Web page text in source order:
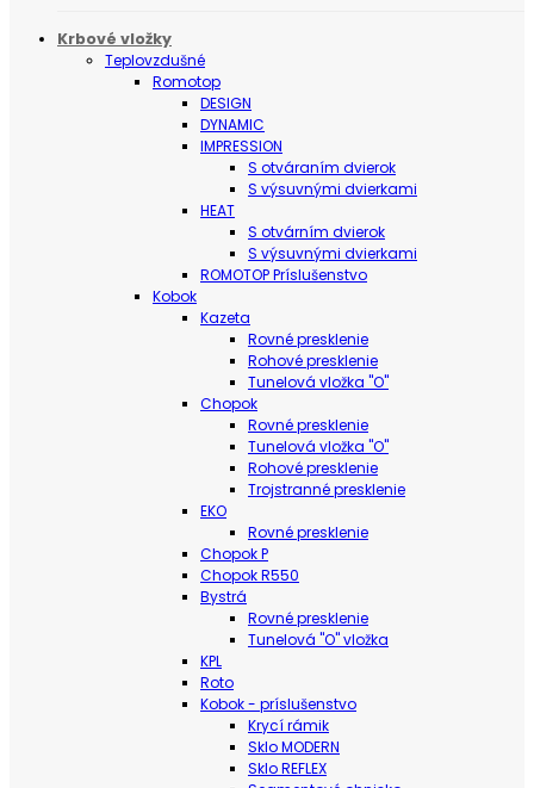
Krbové vložky
Teplovzdušné
Romotop
DESIGN
DYNAMIC
IMPRESSION
S otváraním dvierok
S výsuvnými dvierkami
HEAT
S otvárním dvierok
S výsuvnými dvierkami
ROMOTOP Príslušenstvo
Kobok
Kazeta
Rovné presklenie
Rohové presklenie
Tunelová vložka "O"
Chopok
Rovné presklenie
Tunelová vložka "O"
Rohové presklenie
Trojstranné presklenie
EKO
Rovné presklenie
Chopok P
Chopok R550
Bystrá
Rovné presklenie
Tunelová "O" vložka
KPL
Roto
Kobok - príslušenstvo
Krycí rámik
Sklo MODERN
Sklo REFLEX